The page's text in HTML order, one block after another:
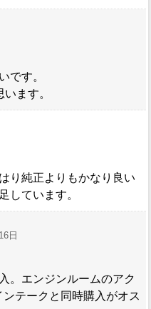
です。
ます。
り純正よりもかなり良い
しています。
日
。エンジンルームのアク
テークと同時購入がオス